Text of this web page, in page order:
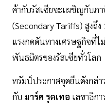
ค้ากับรัสเซียจะเผชิญกับภ
(Secondary Tariffs) สูงถึ
แรงกดดันทางเศรษฐกิจที่ไ
พันธมิตรของรัสเซียทั่วโลก
ทรัมป์ประกาศจุดยืนดังกล่า
กับ มาร์ค รุตเทอ เลขาธิก